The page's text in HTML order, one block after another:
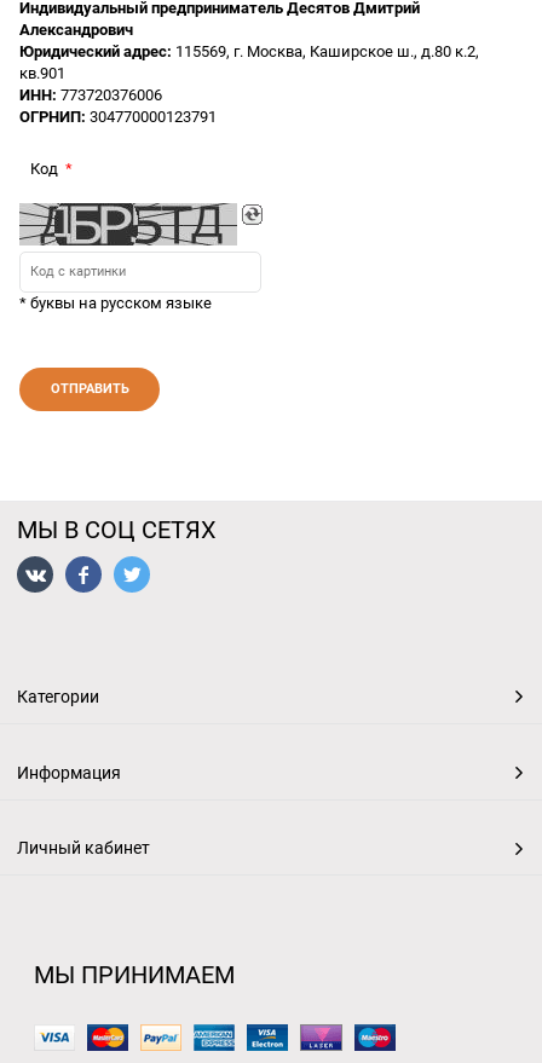
Индивидуальный предприниматель Десятов Дмитрий
Александрович
Юридический адрес: 115569, г. Москва, Каширское ш., д.80 к.2,
кв.901
ИНН: 773720376006
ОГРНИП: 304770000123791
Код
* буквы на русском языке
МЫ В СОЦ СЕТЯХ
Категории
Информация
Личный кабинет
МЫ ПРИНИМАЕМ